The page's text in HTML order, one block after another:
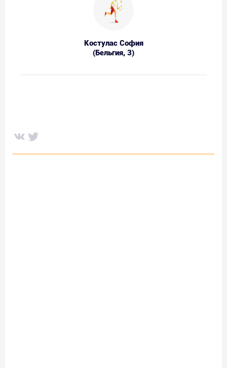
Костулас София
(Бельгия, 3)